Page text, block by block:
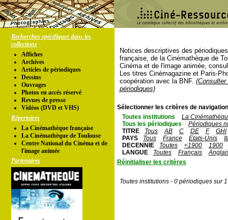
Recherches spécifiques dans les
collections
Affiches
Archives
Articles de périodiques
Dessins
Ouvrages
Photos en accés réservé
Revues de presse
Vidéos (DVD et VHS)
Répertoires
La Cinémathèque française
La Cinémathèque de Toulouse
Centre National du Cinéma et de
l'image animée
Partenaires
Notices descriptives des
française, de la Cinémathèque de
Cinéma et de l'image animée,
Les titres Cinémagazine et Paris-
coopération avec la BNF.
périodiques)
Sélectionner les critères de
Toutes institutions
La
Tous les périodiques
Périodiques
TITRE
Tous AB C DE F
GHI
PAYS
Tous France Etats-Unis
DECENNIE
Toutes <1900
1900
LANGUE
Toutes Français
Réinitialiser les critères
Toutes institutions - 0 périodiques sur